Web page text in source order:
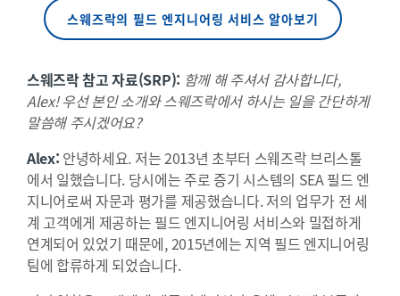
스웨즈락의 필드 엔지니어링 서비스 알아보기
스웨즈락 참고 자료(SRP): 함께 해 주셔서 감사합니다,
Alex! 우선 본인 소개와 스웨즈락에서 하시는 일을 간단하게
말씀해 주시겠어요?
Alex: 안녕하세요. 저는 2013년 초부터 스웨즈락 브리스톨
에서 일했습니다. 당시에는 주로 증기 시스템의 SEA 필드 엔
지니어로써 자문과 평가를 제공했습니다. 저의 업무가 전 세
계 고객에게 제공하는 필드 엔지니어링 서비스와 밀접하게
연계되어 있었기 때문에, 2015년에는 지역 필드 엔지니어링
팀에 합류하게 되었습니다.